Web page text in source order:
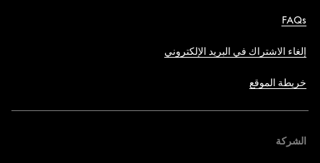
FAQs
إلغاء الاشتراك في البريد الإلكتروني
خريطة الموقع
الشركة